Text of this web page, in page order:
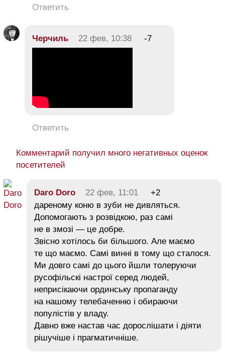
Ответить
Черчиль 22 фев, 10:38 -7
Ответить
Комментарий получил много негативных оценок
посетителей
Daro Doro 22 фев, 11:01
+2
дареному коню в зуби не дивляться.
Допомогають з розвідкою, раз самі
не в змозі — це добре.
Звісно хотілось би більшого. Але маємо
те що маємо. Самі винні в тому що сталося.
Ми довго самі до цього йшли толеруючи
русофільскі настрої серед людей,
неприсікаючи ординську пропаганду
на нашому телебаченню і обираючи
популістів у владу.
Давно вже настав час дорослішати і діяти
рішучіше і прагматичніше.